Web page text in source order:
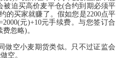
被迫买高价麦平仓(合约到期必须平
的买家就赚了。假如您是2200点平
元)+10元手续费。与您签订合
忽略)。
做空小麦期货类似。只不过证监会
空。